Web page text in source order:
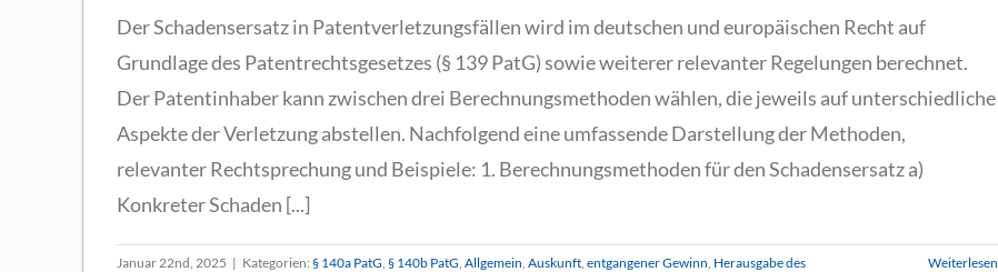
Der Schadensersatz in Patentverletzungsfällen wird im deutschen und europäischen Recht auf
Grundlage des Patentrechtsgesetzes (§ 139 PatG) sowie weiterer relevanter Regelungen berechnet.
Der Patentinhaber kann zwischen drei Berechnungsmethoden wählen, die jeweils auf unterschiedliche
Aspekte der Verletzung abstellen. Nachfolgend eine umfassende Darstellung der Methoden,
relevanter Rechtsprechung und Beispiele: 1. Berechnungsmethoden für den Schadensersatz a)
Konkreter Schaden [...]
Januar 22nd, 2025 | Kategorien: § 140a PatG, § 140b PatG, Allgemein, Auskunft, entgangener Gewinn, Herausgabe des
Weiterlesen